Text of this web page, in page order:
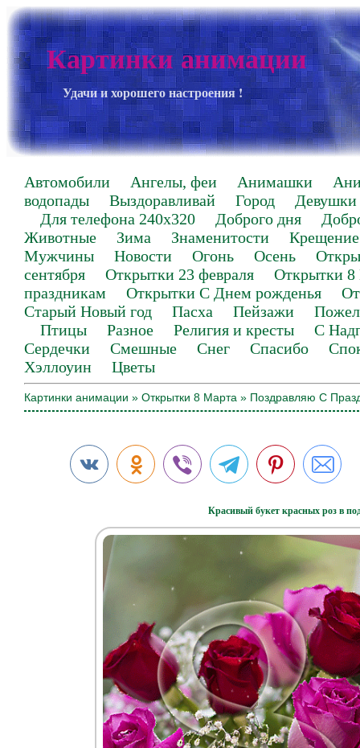
Картинки анимации
Удачи и хорошего настроения !
Автомобили Ангелы, феи Анимашки
водопады
Выздоравливай Город
Девушки
Для телефона 240х320
Доброго дня
Животные
Зима Знаменитости
Крещение
Мужчины
Новости Огонь Осень
сентября
Открытки 23 февраля
Открытки 8
праздникам
Открытки С Днем рожденья
Старый Новый год
Пасха Пейзажи
Птицы
Разное Религия и кресты
С
Сердечки
Смешные Снег Спасибо
Хэллоуин
Цветы
Картинки анимации » Открытки 8 Марта » Поздравляю С
Красивый букет красных роз в